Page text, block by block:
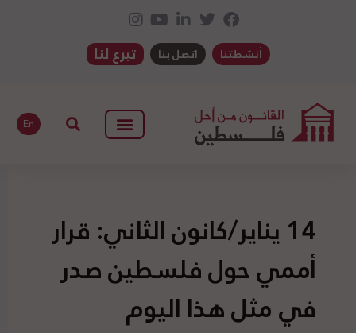
أنشطتنا اتصل بنا تبرع لنا
En
14 يناير/كانون الثاني: قرار
أممي حول فلسطين صدر
في مثل هذا اليوم